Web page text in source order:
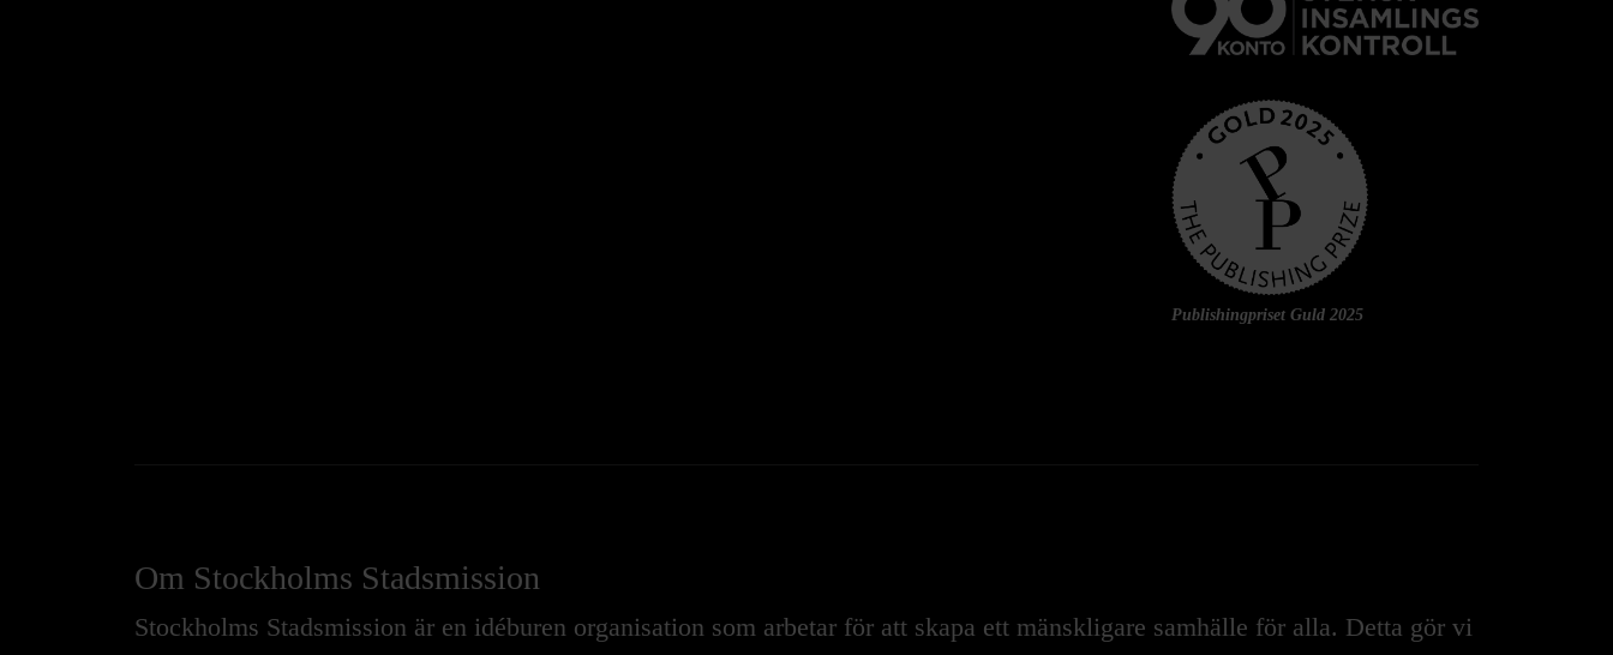
Publishingpriset Guld 2025
Om Stockholms Stadsmission
Stockholms Stadsmission är en idéburen organisation som arbetar för att skapa ett mänskligare samhälle för alla. Detta gör vi